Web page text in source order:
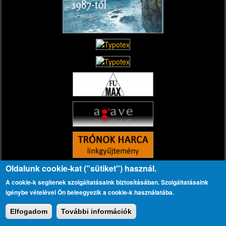
Oldalunk cookie-kat ("sütiket") használ.
A cookie-k segítenek szolgáltatásaink biztosításában. Szolgáltatásaink
igénybe vételével Ön beleegyezik a cookie-k használatába.
Elfogadom További információk